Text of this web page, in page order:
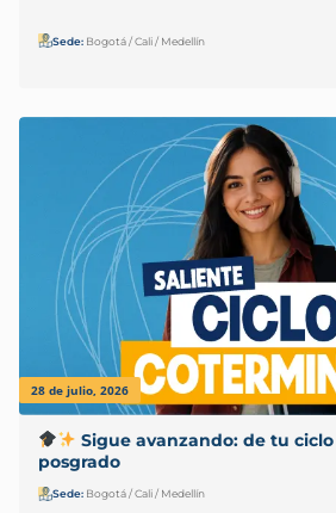
Sede: Bogotá / Cali / Medellín
28 de julio, 2026
Sigue avanzando: de tu
posgrado
Sede: Bogotá / Cali / Medellín